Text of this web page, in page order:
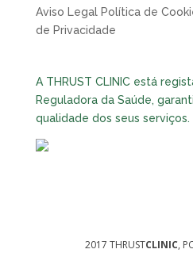
Aviso Legal Política de
de Privacidade
A THRUST CLINIC está
Reguladora da Saúde,
qualidade dos seus serviços.
2017 THRUSTCLINIC,